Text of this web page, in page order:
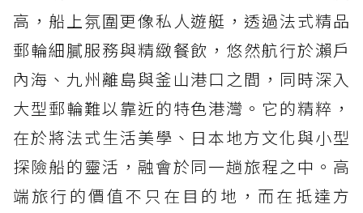
高，船上氛圍更像私人遊艇，透過法式精品
郵輪細膩服務與精緻餐飲，悠然航行於瀨戶
內海、九州離島與釜山港口之間，同時深入
大型郵輪難以靠近的特色港灣。它的精粹，
在於將法式生活美學、日本地方文化與小型
探險船的靈活，融會於同一趟旅程之中。高
端旅行的價值不只在目的地，而在抵達方